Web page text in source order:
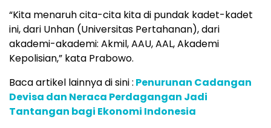
“Kita menaruh cita-cita kita di pundak kadet-kadet
ini, dari Unhan (Universitas Pertahanan), dari
akademi-akademi: Akmil, AAU, AAL, Akademi
Kepolisian,” kata Prabowo.
Baca artikel lainnya di sini : Penurunan Cadangan
Devisa dan Neraca Perdagangan Jadi
Tantangan bagi Ekonomi Indonesia